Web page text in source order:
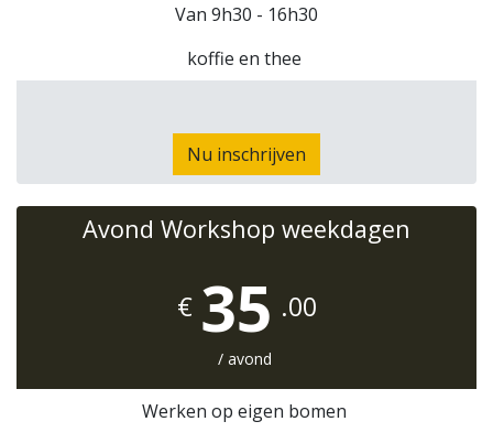
Van 9h30 - 16h30
koffie en thee
Nu inschrijven
Avond Workshop weekdagen
€ 35 .00
/ avond
Werken op eigen bomen